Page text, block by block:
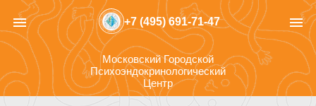
menu +7 (495) 691-71-47 menu
Московский Городской
Психоэндокринологический
Центр